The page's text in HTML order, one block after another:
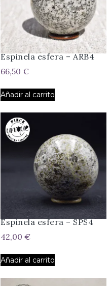
Espinela esfera – ARB4
66,50 €
Añadir al carrito
Espinela esfera – SPS4
42,00 €
Añadir al carrito